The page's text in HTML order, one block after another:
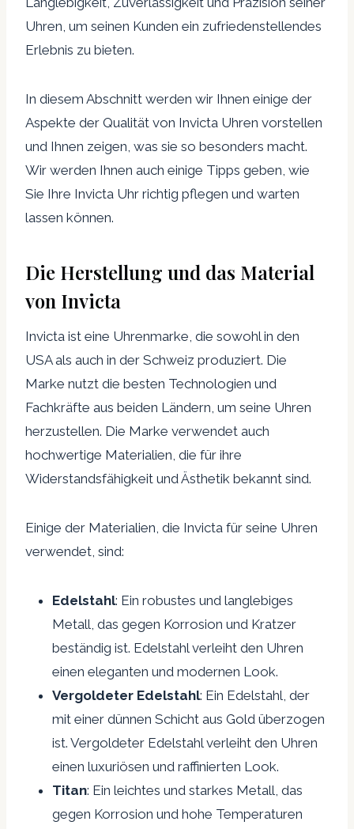
Uhren, um seinen Kunden ein zufriedenstellendes
Erlebnis zu bieten.
In diesem Abschnitt werden wir Ihnen einige der
Aspekte der Qualität von Invicta Uhren vorstellen
und Ihnen zeigen, was sie so besonders macht.
Wir werden Ihnen auch einige Tipps geben, wie
Sie Ihre Invicta Uhr richtig pflegen und warten
lassen können.
Die Herstellung und das Material
von Invicta
Invicta ist eine Uhrenmarke, die sowohl in den
USA als auch in der Schweiz produziert. Die
Marke nutzt die besten Technologien und
Fachkräfte aus beiden Ländern, um seine Uhren
herzustellen. Die Marke verwendet auch
hochwertige Materialien, die für ihre
Widerstandsfähigkeit und Ästhetik bekannt sind.
Einige der Materialien, die Invicta für seine Uhren
verwendet, sind:
Edelstahl: Ein robustes und langlebiges
Metall, das gegen Korrosion und Kratzer
beständig ist. Edelstahl verleiht den Uhren
einen eleganten und modernen Look.
Vergoldeter Edelstahl: Ein Edelstahl, der
mit einer dünnen Schicht aus Gold überzogen
ist. Vergoldeter Edelstahl verleiht den Uhren
einen luxuriösen und raffinierten Look.
Titan: Ein leichtes und starkes Metall, das
gegen Korrosion und hohe Temperaturen